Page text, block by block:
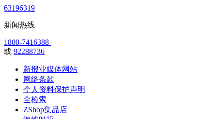
63196319
新闻热线
1800-7416388
或 92288736
新报业媒体网站
网络条款
个人资料保护声明
全检索
ZShop集品店